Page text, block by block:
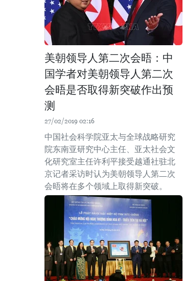
美朝领导人第二次会晤：中
国学者对美朝领导人第二次
会晤是否取得新突破作出预
测
27/02/2019 02:16
中国社会科学院亚太与全球战略研究
院东南亚研究中心主任、亚太社会文
化研究室主任许利平接受越通社驻北
京记者采访时认为美朝领导人第二次
会晤将在多个领域上取得新突破。